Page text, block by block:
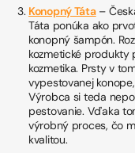
Konopný Táta–
Táta ponúka ako
konopný šampón.
kozmetické produkty
kozmetika. Prsty v
vypestovanej
Výrobca si teda
pestovanie. Vďaka
výrobný proces, čo
kvalitou.